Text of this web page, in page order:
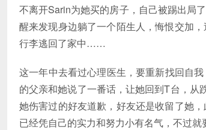
不离开Sarin为她买的房子，自己被踢出局
醒来发现身边躺了一个陌生人，悔恨交加
行李逃回了家中……
这一年中去看过心理医生，要重新找回自
的父亲和她说了一番话，让她回到T台，从
她伤害过的好友道歉，好友还是收留了她
已经凭自己的实力和努力小有名气，不过